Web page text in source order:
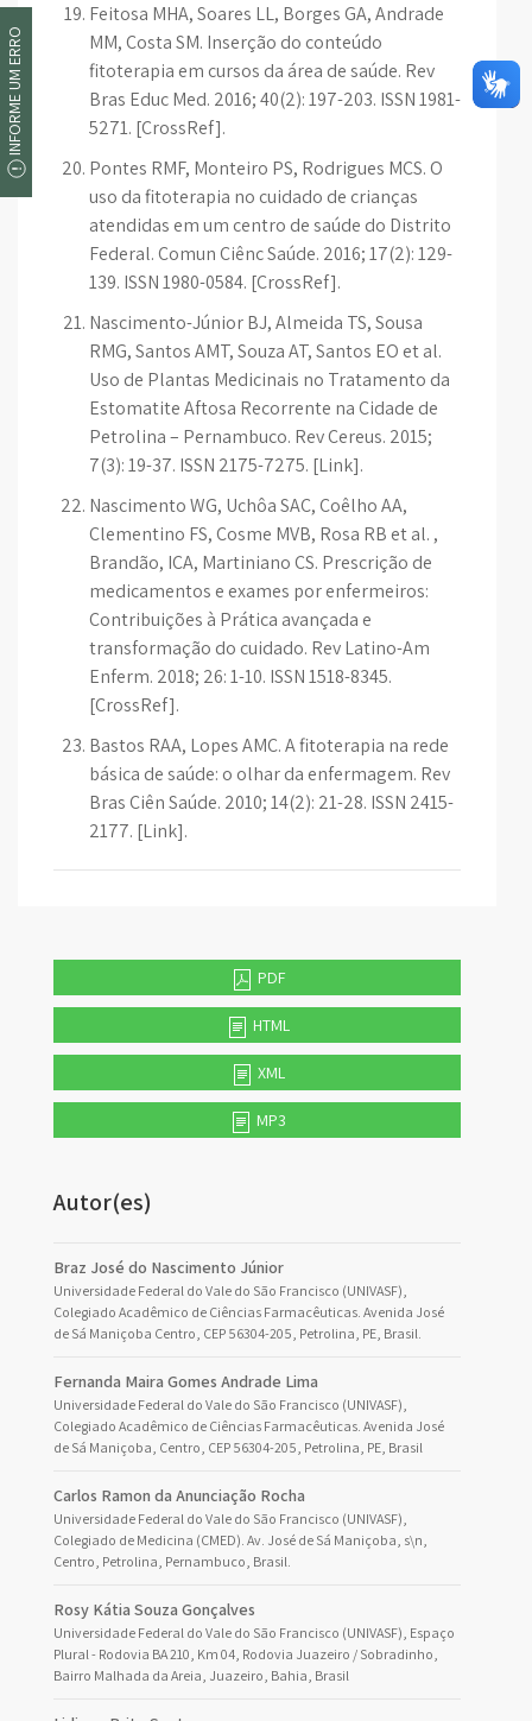
Feitosa MHA, Soares LL, Borges GA, Andrade
MM, Costa SM. Inserção do conteúdo
fitoterapia em cursos da área de saúde. Rev
Bras Educ Med. 2016; 40(2): 197-203. ISSN 1981-
5271. [CrossRef].
Pontes RMF, Monteiro PS, Rodrigues MCS. O
uso da fitoterapia no cuidado de crianças
atendidas em um centro de saúde do Distrito
Federal. Comun Ciênc Saúde. 2016; 17(2): 129-
139. ISSN 1980-0584. [CrossRef].
Nascimento-Júnior BJ, Almeida TS, Sousa
RMG, Santos AMT, Souza AT, Santos EO et al.
Uso de Plantas Medicinais no Tratamento da
Estomatite Aftosa Recorrente na Cidade de
Petrolina – Pernambuco. Rev Cereus. 2015;
7(3): 19-37. ISSN 2175-7275. [Link].
Nascimento WG, Uchôa SAC, Coêlho AA,
Clementino FS, Cosme MVB, Rosa RB et al. ,
Brandão, ICA, Martiniano CS. Prescrição de
medicamentos e exames por enfermeiros:
Contribuições à Prática avançada e
transformação do cuidado. Rev Latino-Am
Enferm. 2018; 26: 1-10. ISSN 1518-8345.
[CrossRef].
Bastos RAA, Lopes AMC. A fitoterapia na rede
básica de saúde: o olhar da enfermagem. Rev
Bras Ciên Saúde. 2010; 14(2): 21-28. ISSN 2415-
2177. [Link].
PDF
HTML
XML
MP3
Autor(es)
Braz José do Nascimento Júnior
Universidade Federal do Vale do São Francisco (UNIVASF),
Colegiado Acadêmico de Ciências Farmacêuticas. Avenida José
de Sá Maniçoba Centro, CEP 56304-205, Petrolina, PE, Brasil.
Fernanda Maira Gomes Andrade Lima
Universidade Federal do Vale do São Francisco (UNIVASF),
Colegiado Acadêmico de Ciências Farmacêuticas. Avenida José
de Sá Maniçoba, Centro, CEP 56304-205, Petrolina, PE, Brasil
Carlos Ramon da Anunciação Rocha
Universidade Federal do Vale do São Francisco (UNIVASF),
Colegiado de Medicina (CMED). Av. José de Sá Maniçoba, s\n,
Centro, Petrolina, Pernambuco, Brasil.
Rosy Kátia Souza Gonçalves
Universidade Federal do Vale do São Francisco (UNIVASF), Espaço
Plural - Rodovia BA 210, Km 04, Rodovia Juazeiro / Sobradinho,
Bairro Malhada da Areia, Juazeiro, Bahia, Brasil
INFORME UM ERRO